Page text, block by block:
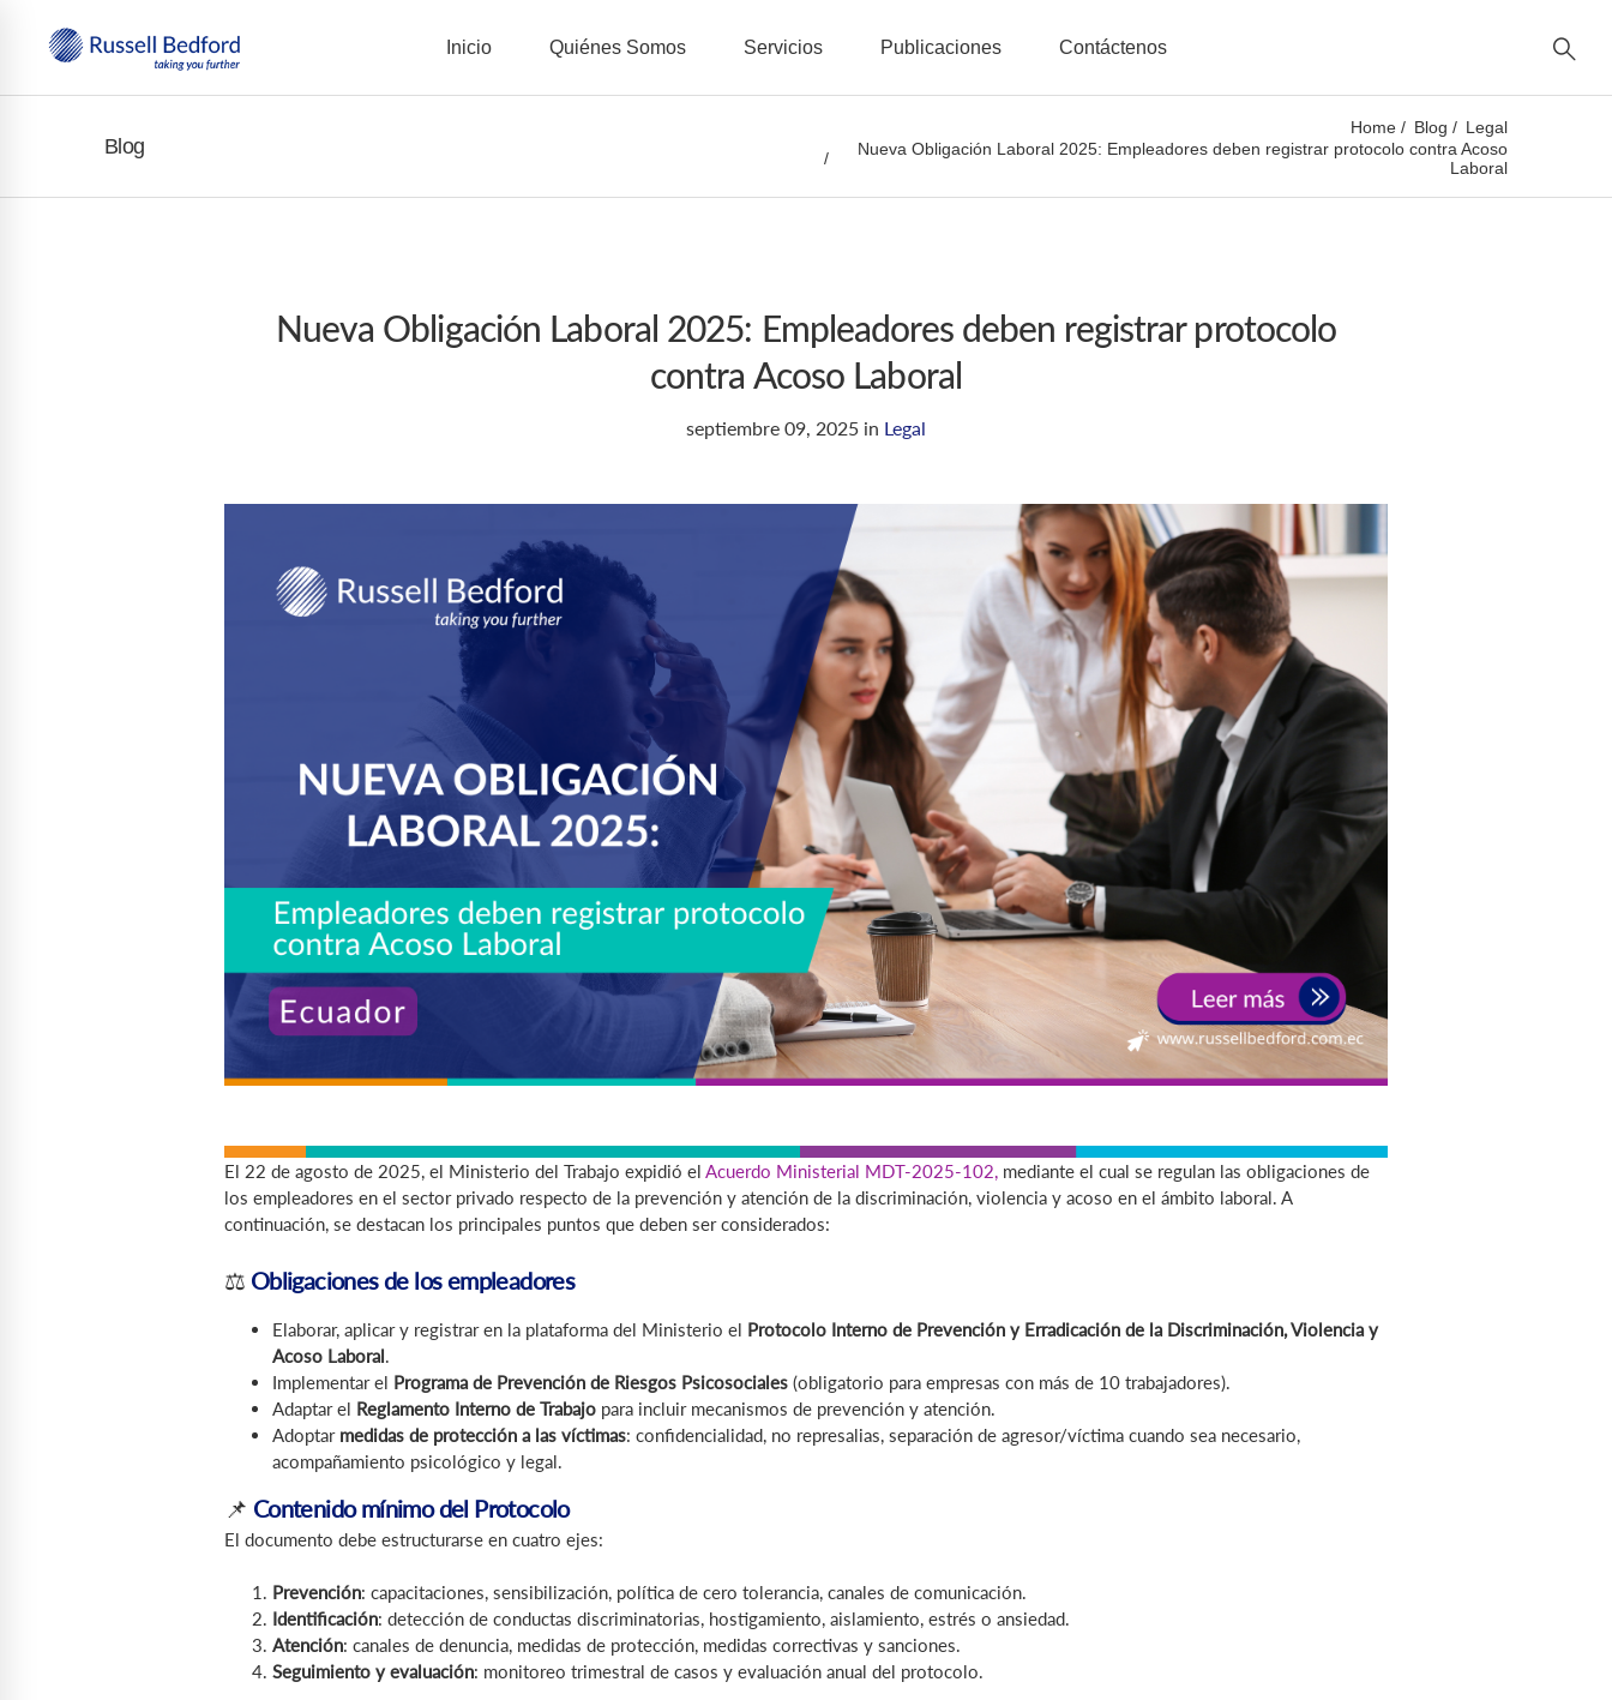
Inicio Quiénes Somos Servicios Publicaciones Contáctenos
Blog
Home Blog
Legal
Nueva Obligación Laboral 2025: Empleadores deben registrar protocolo contra Acoso
Laboral
Nueva Obligación Laboral 2025: Empleadores deben registrar protocolo
contra Acoso Laboral
septiembre 09, 2025in Legal
El 22 de agosto de 2025, el Ministerio del Trabajo expidió el Acuerdo Ministerial MDT-2025-102, mediante el cual se regulan las obligaciones de
los empleadores en el sector privado respecto de la prevención y atención de la discriminación, violencia y acoso en el ámbito laboral. A
continuación, se destacan los principales puntos que deben ser considerados:
⚖️ Obligaciones de los empleadores
Elaborar, aplicar y registrar en la plataforma del Ministerio el Protocolo Interno de Prevención y Erradicación de la Discriminación, Violencia y
Acoso Laboral
Implementar el Programa de Prevención de Riesgos Psicosociales (obligatorio para empresas con más de 10 trabajadores).
Adaptar el Reglamento Interno de Trabajo para incluir mecanismos de prevención y atención.
Adoptar medidas de protección a las víctimas: confidencialidad, no represalias, separación de agresor/víctima cuando sea necesario,
acompañamiento psicológico y legal.
📌 Contenido mínimo del Protocolo
El documento debe estructurarse en cuatro ejes:
Prevención: capacitaciones, sensibilización, política de cero tolerancia, canales de comunicación.
Identificación: detección de conductas discriminatorias, hostigamiento, aislamiento, estrés o ansiedad.
Atención: canales de denuncia, medidas de protección, medidas correctivas y sanciones.
Seguimiento y evaluación: monitoreo trimestral de casos y evaluación anual del protocolo.